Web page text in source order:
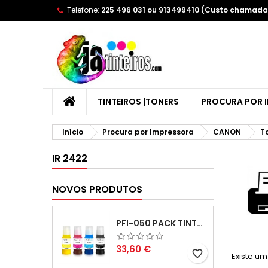
Telefone: 225 496 031 ou 913499410 (Custo
TINTEIROS |TONERS PROCURA POR
Início Procura por Impressora CANON
IR 2422
NOVOS PRODUTOS
PFI-050 PACK TINTAS COMPATIVEIS
Preço
33,60 € favorite_border Existe